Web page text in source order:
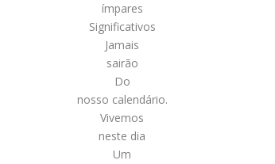
ímpares
Significativos
Jamais
sairão
Do
nosso calendário.
Vivemos
neste dia
Um